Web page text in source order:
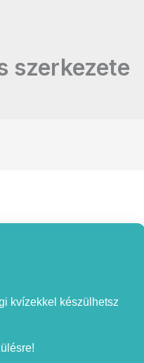
szerkezete
kvízekkel készülhetsz